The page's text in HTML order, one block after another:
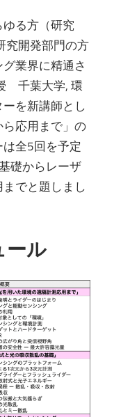
る方（研究
究開発部門の方
業界に精通さ
千葉大学, 環
を新講師とし
応用まで」の
全5回を予定
礎からレーザ
でと題しまし
ール